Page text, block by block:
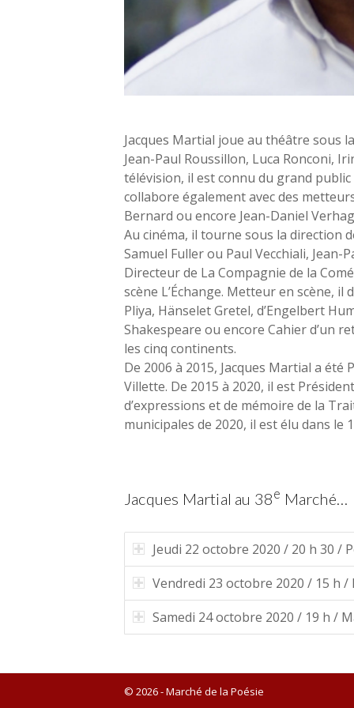
Jacques Martial joue au théâtre sous
Jean-Paul Roussillon, Luca Ronconi,
télévision, il est connu du grand
collabore également avec des
Bernard ou encore Jean-Daniel
Au cinéma, il tourne sous la direction
Samuel Fuller ou Paul Vecchiali, Jean-
Directeur de La Compagnie de la
scène L’Échange. Metteur en scène, il
Pliya, Hänselet Gretel, d’Engelbert
Shakespeare ou encore Cahier d’un
les cinq continents.
De 2006 à 2015, Jacques Martial a été
Villette. De 2015 à 2020, il est
d’expressions et de mémoire de la
municipales de 2020, il est élu dans le
Jacques Martial au 38e Marché…
Jeudi 22 octobre 2020 / 20 h 30 /
Vendredi 23 octobre 2020 / 15 h /
Samedi 24 octobre 2020 / 19 h /
© 2026 - Marché de la Poésie